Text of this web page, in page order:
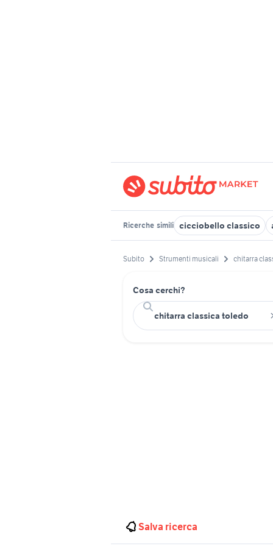
Ricerche simili cicciobello classico
Subito Strumenti musicali chitarra
Cosa cerchi?
Salva ricerca